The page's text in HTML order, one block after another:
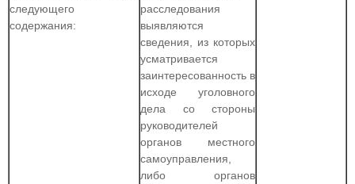
следующего
содержания:
расследования
выявляются
сведения, из которых
усматривается
заинтересованность в
исходе уголовного
дела со стороны
руководителей
органов местного
самоуправления,
либо органов